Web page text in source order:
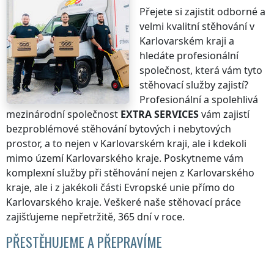
Přejete si zajistit odborné a
velmi kvalitní stěhovánív
Karlovarském kraji a
hledáte profesionální
společnost, která vám tyto
stěhovací služby zajistí?
Profesionální a spolehlivá
mezinárodní společnost EXTRA SERVICESvám zajistí
bezproblémové stěhování bytových i nebytových
prostor, a to nejen v Karlovarském kraji, ale i kdekoli
mimo území Karlovarského kraje. Poskytneme vám
komplexní služby při stěhování nejen z Karlovarského
kraje, ale i z jakékoli části Evropské unie přímo do
Karlovarského kraje. Veškeré naše stěhovací práce
zajišťujeme nepřetržitě, 365 dní v roce.
PŘESTĚHUJEME A PŘEPRAVÍME